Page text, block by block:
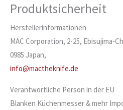
Produktsicherheit
Herstellerinformationen
MAC Corporation, 2-25, Ebisujima-
0985 Japan,
info@mactheknife.de
Verantwortliche Person in der EU
Blanken Küchenmesser & mehr